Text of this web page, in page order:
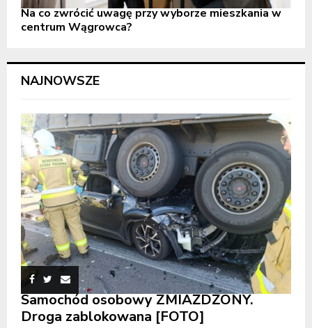
Na co zwrócić uwagę przy wyborze mieszkania w
centrum Wągrowca?
NAJNOWSZE
Samochód osobowy ZMIAŻDŻONY.
Droga zablokowana [FOTO]